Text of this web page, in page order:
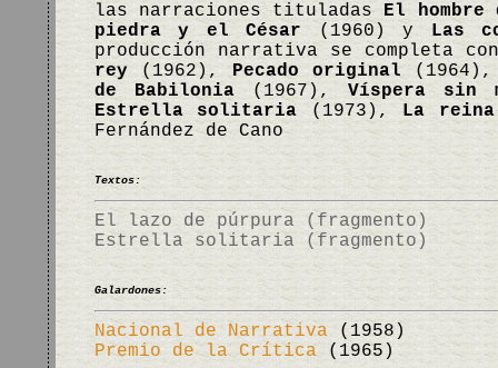
las narraciones tituladas El hombre
piedra y el César (1960) y Las
producción narrativa se completa
rey (1962),Pecado original
de Babilonia (1967),Víspera sin
Estrella solitaria (1973),La reina
Fernández de Cano
Textos:
El lazo de púrpura (fragmento)
Estrella solitaria (fragmento)
Galardones:
Nacional de Narrativa (1958)
Premio de la Crítica (1965)